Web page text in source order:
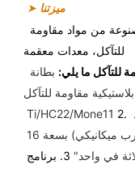
➤ ميزتنا
للتآكل، معدات معقمة
للتآكل ما يلي:
Ti/HC22/Mone11